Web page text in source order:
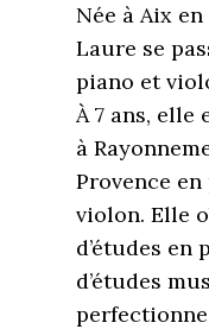
Née à Aix
Laure se
piano et
À 7 ans, elle
à
Provence
violon. Elle
d’études en
d’études
perfectionne